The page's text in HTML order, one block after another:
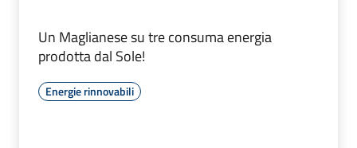
Un Maglianese su tre consuma energia
prodotta dal Sole!
Energie rinnovabili